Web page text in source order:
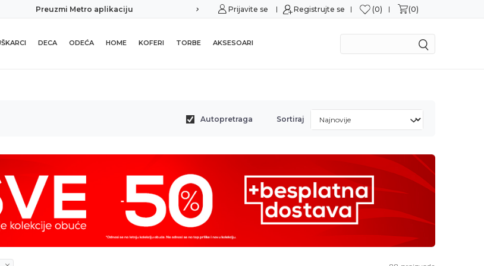
Sigurno plaćanje platnim karticama Mogućnost zamene u roku od 14 dana
Prijavite se Registrujte se 0 0
DECA ODEĆA HOME KOFERI TORBE AKSESOARI
Autopretraga Sortiraj